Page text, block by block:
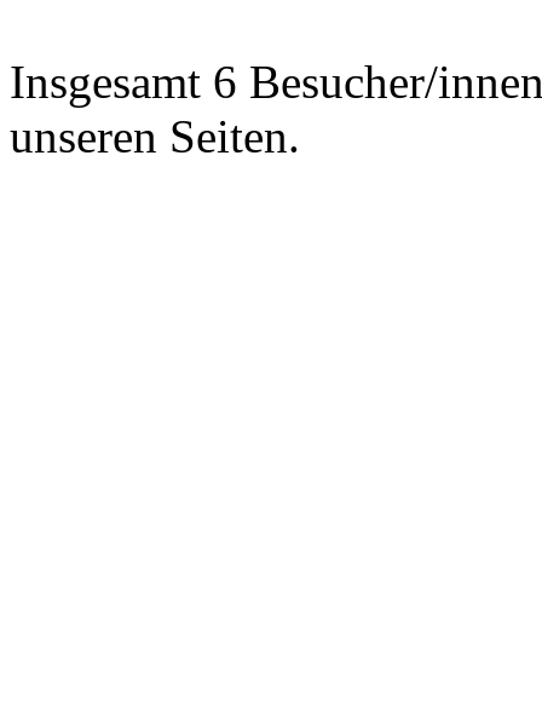
Insgesamt 6 Besucher/
unseren Seiten.